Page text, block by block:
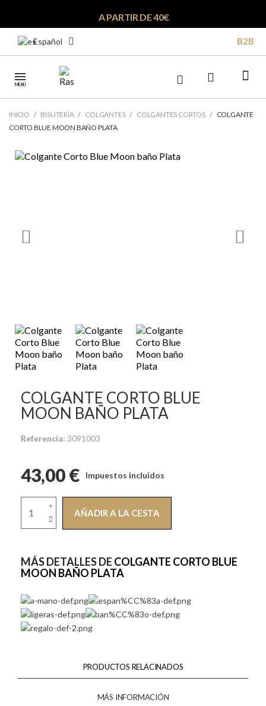
A PARTIR DE 40€
Español B2B
MENÚ
INICIO BISUTERÍA COLGANTES COLGANTES CORTOS
COLGANTE
CORTO BLUE MOON BAÑO PLATA
COLGANTE CORTO BLUE
MOON BAÑO PLATA
Referencia 3091003
43,00 € Impuestos incluidos
AÑADIR A LA CESTA
MÁS DETALLES DE COLGANTE CORTO BLUE
MOON BAÑO PLATA
PRODUCTOS RELACINADOS
MÁS INFORMACIÓN